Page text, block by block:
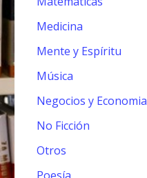
Medicina
Mente y Espíritu
Música
Negocios y Economia
No Ficción
Otros